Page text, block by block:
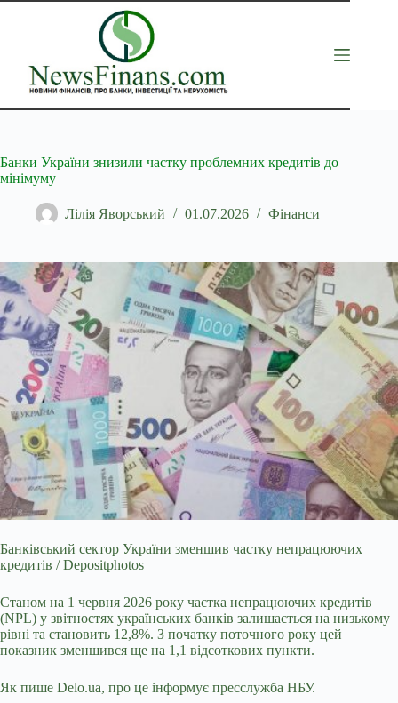
Перейти
Банки України знизили частку проблемних кредитів до
мінімуму
Лілія Яворський 01.07.2026 Фінанси
Банківський сектор України зменшив частку непрацюючих
кредитів / Depositphotos
Станом на 1 червня 2026 року частка непрацюючих кредитів
(NPL) у звітностях українських банків залишається на низькому
рівні та становить 12,8%. З початку поточного року цей
показник зменшився ще на 1,1 відсоткових пункти.
Як пише Delo.ua, про це інформує пресслужба НБУ.